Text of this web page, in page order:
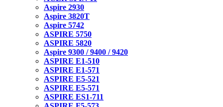
Aspire 2930
Aspire 3820T
Aspire 5742
ASPIRE 5750
ASPIRE 5820
Aspire 9300 / 9400 / 9420
ASPIRE E1-510
ASPIRE E1-571
ASPIRE E5-521
ASPIRE E5-571
ASPIRE ES1-711